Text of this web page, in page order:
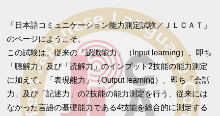
「日本語コミュニケーション能力測定試験／ＪＬＣＡＴ」
のページにようこそ。
この試験は、従来の「認識能力」（Input learning）、即ち
「聴解力」及び「読解力」のインプット2技能の能力測定
に加えて、「表現能力」（Output learning）、即ち「会話
力」及び「記述力」の2技能の能力測定を行う、従来には
なかった言語の基礎能力である4技能を総合的に測定する